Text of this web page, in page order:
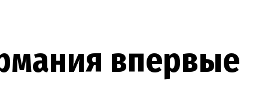
впервые